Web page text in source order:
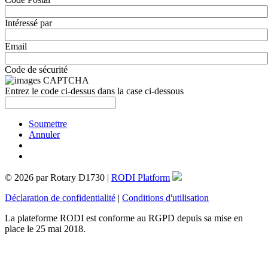
Intéressé par
Email
Code de sécurité
Entrez le code ci-dessus dans la case ci-dessous
Soumettre
Annuler
© 2026 par Rotary D1730 | RODI Platform
Déclaration de confidentialité | Conditions d'utilisation
La plateforme RODI est conforme au RGPD depuis sa mise en
place le 25 mai 2018.